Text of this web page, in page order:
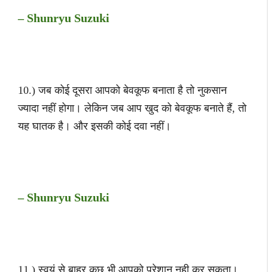
– Shunryu Suzuki
10.) जब कोई दूसरा आपको बेवकूफ बनाता है तो नुकसान
ज्यादा नहीं होगा। लेकिन जब आप खुद को बेवकूफ बनाते हैं, तो
यह घातक है। और इसकी कोई दवा नहीं।
– Shunryu Suzuki
11.) स्वयं से बाहर कुछ भी आपको परेशान नही कर सकता।